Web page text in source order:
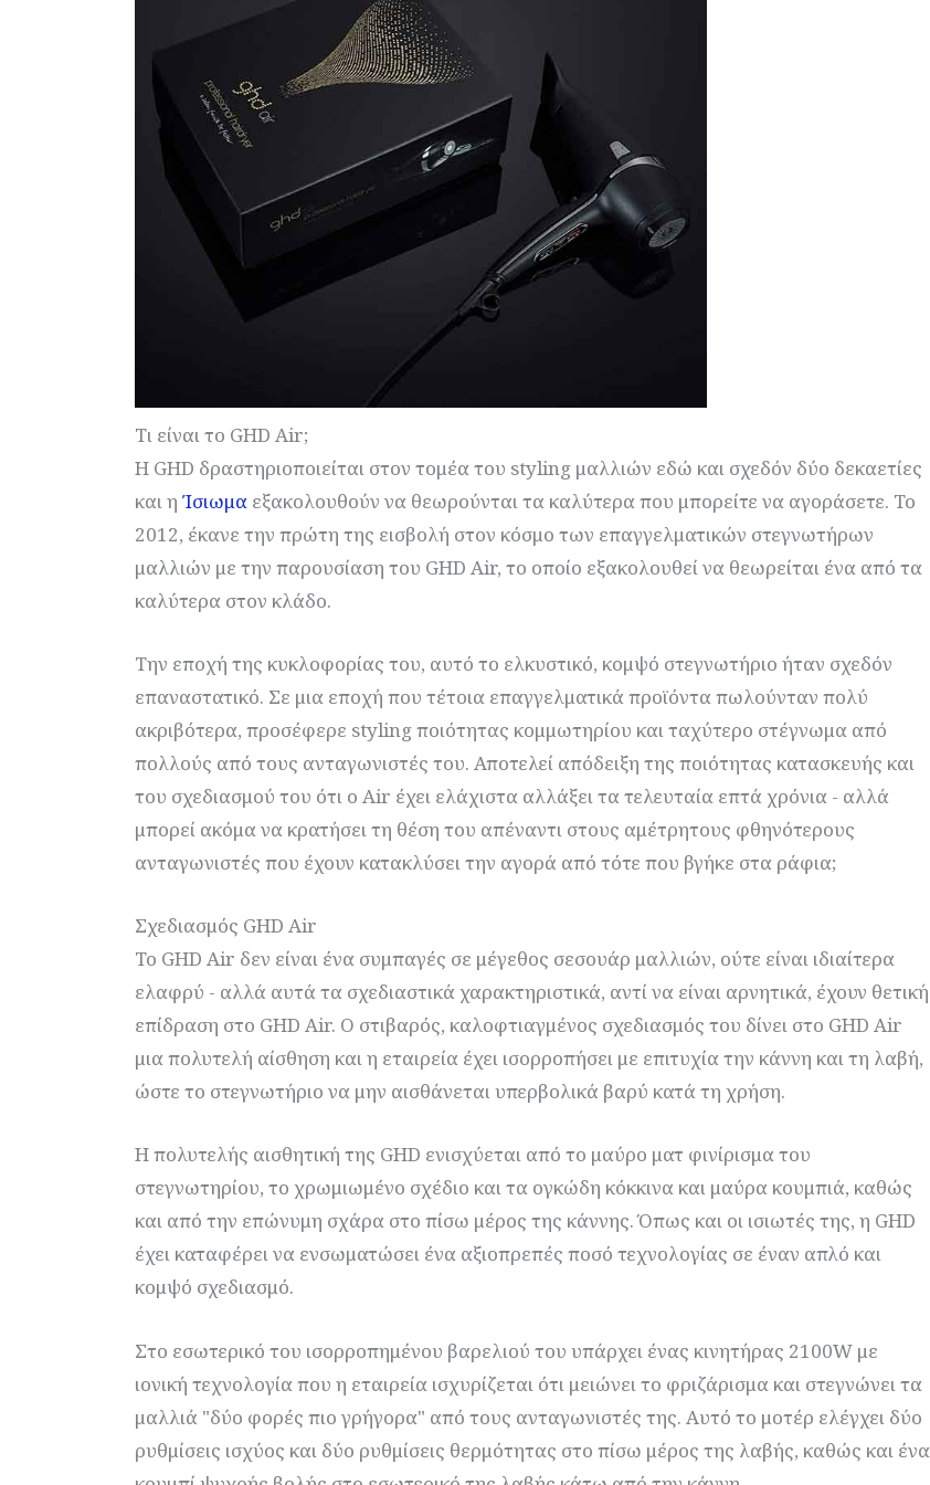
Τι είναι το GHD Air;
Η GHD δραστηριοποιείται στον τομέα του styling μαλλιών εδώ και σχεδόν δύο δεκαετίες
και η Ίσιωμα εξακολουθούν να θεωρούνται τα καλύτερα που μπορείτε να αγοράσετε. Το
2012, έκανε την πρώτη της εισβολή στον κόσμο των επαγγελματικών στεγνωτήρων
μαλλιών με την παρουσίαση του GHD Air, το οποίο εξακολουθεί να θεωρείται ένα από τα
καλύτερα στον κλάδο.
Την εποχή της κυκλοφορίας του, αυτό το ελκυστικό, κομψό στεγνωτήριο ήταν σχεδόν
επαναστατικό. Σε μια εποχή που τέτοια επαγγελματικά προϊόντα πωλούνταν πολύ
ακριβότερα, προσέφερε styling ποιότητας κομμωτηρίου και ταχύτερο στέγνωμα από
πολλούς από τους ανταγωνιστές του. Αποτελεί απόδειξη της ποιότητας κατασκευής και
του σχεδιασμού του ότι ο Air έχει ελάχιστα αλλάξει τα τελευταία επτά χρόνια - αλλά
μπορεί ακόμα να κρατήσει τη θέση του απέναντι στους αμέτρητους φθηνότερους
ανταγωνιστές που έχουν κατακλύσει την αγορά από τότε που βγήκε στα ράφια;
Σχεδιασμός GHD Air
Το GHD Air δεν είναι ένα συμπαγές σε μέγεθος σεσουάρ μαλλιών, ούτε είναι ιδιαίτερα
ελαφρύ - αλλά αυτά τα σχεδιαστικά χαρακτηριστικά, αντί να είναι αρνητικά, έχουν θετική
επίδραση στο GHD Air. Ο στιβαρός, καλοφτιαγμένος σχεδιασμός του δίνει στο GHD Air
μια πολυτελή αίσθηση και η εταιρεία έχει ισορροπήσει με επιτυχία την κάννη και τη λαβή,
ώστε το στεγνωτήριο να μην αισθάνεται υπερβολικά βαρύ κατά τη χρήση.
Η πολυτελής αισθητική της GHD ενισχύεται από το μαύρο ματ φινίρισμα του
στεγνωτηρίου, το χρωμιωμένο σχέδιο και τα ογκώδη κόκκινα και μαύρα κουμπιά, καθώς
και από την επώνυμη σχάρα στο πίσω μέρος της κάννης. Όπως και οι ισιωτές της, η GHD
έχει καταφέρει να ενσωματώσει ένα αξιοπρεπές ποσό τεχνολογίας σε έναν απλό και
κομψό σχεδιασμό.
Στο εσωτερικό του ισορροπημένου βαρελιού του υπάρχει ένας κινητήρας 2100W με
ιονική τεχνολογία που η εταιρεία ισχυρίζεται ότι μειώνει το φριζάρισμα και στεγνώνει τα
μαλλιά "δύο φορές πιο γρήγορα" από τους ανταγωνιστές της. Αυτό το μοτέρ ελέγχει δύο
ρυθμίσεις ισχύος και δύο ρυθμίσεις θερμότητας στο πίσω μέρος της λαβής, καθώς και ένα